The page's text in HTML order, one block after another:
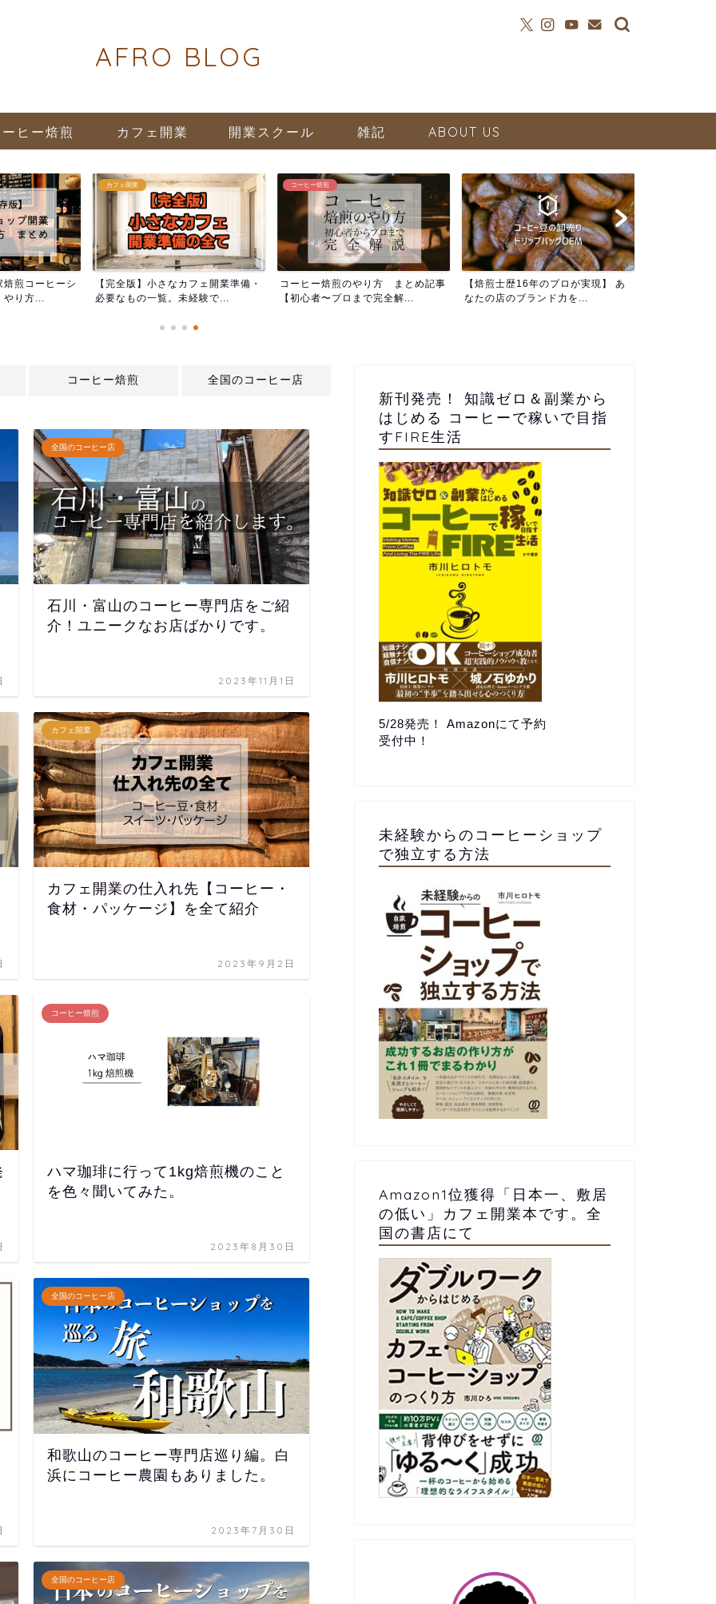
AFRO BLOG
ーヒー焙煎 カフェ開業 開業スクール 雑記 ABOUT US
焙煎コーヒーシ
り方...
カフェ開業
【完全版】小さなカフェ開業準備・
必要なもの一覧。未経験で...
コーヒー焙煎
コーヒー焙煎のやり方 まとめ記事
【初心者〜プロまで完全解...
【焙煎士歴16年のプロが実現】 あ
なたの店のブランド力を...
コーヒー焙煎 全国のコーヒー店
全国のコーヒー店
石川・富山のコーヒー専門店をご紹
介！ユニークなお店ばかりです。
2023年11月1日
カフェ開業
カフェ開業の仕入れ先【コーヒー・
食材・パッケージ】を全て紹介
2023年9月2日
コーヒー焙煎
ハマ珈琲に行って1kg焙煎機のこと
を色々聞いてみた。
2023年8月30日
全国のコーヒー店
和歌山のコーヒー専門店巡り編。白
浜にコーヒー農園もありました。
2023年7月30日
全国のコーヒー店
カフェ開業
【コーヒーショップ・カフェスタッ
フの求人】 焙煎士・バリスタ・正
社員・アルバイト募集中
2026年7月6日
カフェ開業
SCAの新しいコーヒー評価システム
CVAとは？ 〜 カッピングの歴史か
ら紐解くコーヒーの価値基準の進
2025年8月8日
カフェ開業
小さなカフェの開業資金はいくらか
かるの？現役カフェオーナーが解説
します。
2025年6月25日
カフェ開業
【2026年最新版】コーヒー本おすす
め25選｜基礎から専門知識まで全部
新刊発売！ 知識ゼロ＆副業から
はじめる コーヒーで稼いで目指
すFIRE生活
5/28発売！ Amazonにて予約
受付中！
未経験からのコーヒーショップ
で独立する方法
Amazon1位獲得「日本一、敷居
の低い」カフェ開業本です。全
国の書店にて